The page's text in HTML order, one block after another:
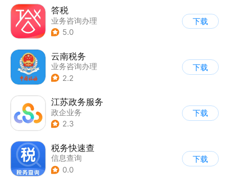
答税
业务咨询办理
5.0
下载
云南税务
业务咨询办理
2.2
下载
江苏政务服务
政企业务
2.3
下载
税务快速查
信息查询
0.0
下载